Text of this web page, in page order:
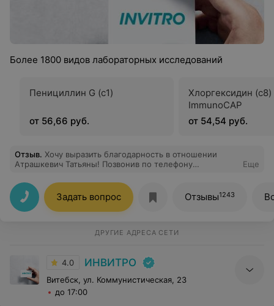
Более 1800 видов лабораторных исследований
Пенициллин G (c1)
от 56,66 руб.
Хлоргексидин (c8)
ImmunoCAP
от 54,54 руб.
Отзыв. Хочу выразить благодарность в отношении
Атрашкевич Татьяны! Позвонив по телефону
По моему вопросу она предоставила грамотно
изложенную информацию. Очень приятно, что в
лаборатории "Инвитро" работают
профессионалы.Спасибо!!!
Еще
Задать вопрос Отзывы1243
ДРУГИЕ АДРЕСА СЕТИ
4.0 ИНВИТРО
Витебск, ул. Коммунистическая, 23
до 17:00